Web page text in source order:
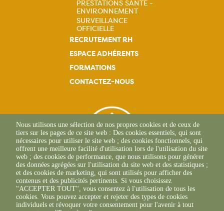
Nous utilisons une sélection de nos propres cookies et de ceux de
tiers sur les pages de ce site web : Des cookies essentiels, qui sont
nécessaires pour utiliser le site web ; des cookies fonctionnels, qui
offrent une meilleure facilité d'utilisation lors de l'utilisation du site
web ; des cookies de performance, que nous utilisons pour générer
des données agrégées sur l'utilisation du site web et des statistiques ;
et des cookies de marketing, qui sont utilisés pour afficher des
contenus et des publicités pertinents. Si vous choisissez
"ACCEPTER TOUT", vous consentez à l'utilisation de tous les
cookies. Vous pouvez accepter et rejeter des types de cookies
individuels et révoquer votre consentement pour l'avenir à tout
Navigation
principale
PRESTATIONS SANTÉ -
ENVIRONNEMENT
SURVEILLANCE
OFFICIELLE
RECRUTEMENT RH
ESPACE ADHÉRENTS
FORMATIONS
CONTACTEZ-NOUS
L'Osteria
20117 CAURO